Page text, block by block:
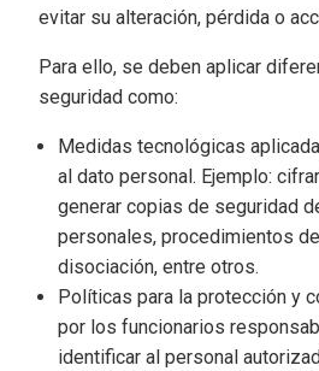
evitar su alteración, pérdida o
Para ello, se deben aplicar
seguridad como:
Medidas tecnológicas
al dato personal. Ejemplo:
generar copias de seguridad
personales, procedimientos
disociación, entre otros.
Políticas para la protección y
por los funcionarios
identificar al personal